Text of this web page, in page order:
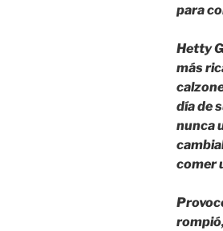
para
Hetty
más
día de
nunca
comer